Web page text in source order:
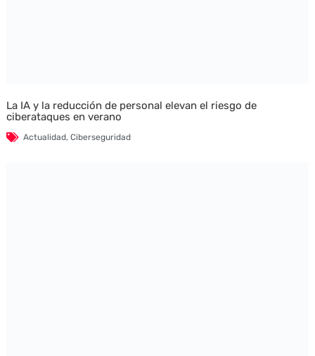
La IA y la reducción de personal elevan el riesgo de
ciberataques en verano
Actualidad, Ciberseguridad